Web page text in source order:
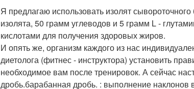
Я предлагаю использовать изолят
изолята, 50 грамм углеводов и 5 грамм L -
кислотами для получения здоровых жиров.
И опять же, организм каждого из нас
диетолога (фитнес - инструктора) установить
необходимое вам после тренировок. А сейчас
дробь.барабанная дробь. : выполнение наклонов